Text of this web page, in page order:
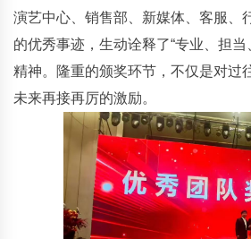
演艺中心、销售部、新媒体、客服、
的优秀事迹，生动诠释了“专业、担当
精神。隆重的颁奖环节，不仅是对过
未来再接再厉的激励。